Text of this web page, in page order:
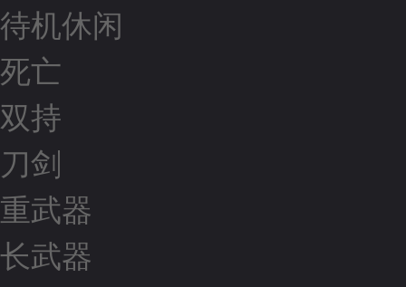
待机休闲
死亡
双持
刀剑
重武器
长武器